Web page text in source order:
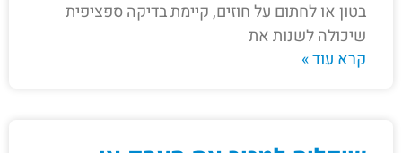
בטון או לחתום על חוזים, קיימת בדיקה ספציפית
שיכולה לשנות את
קרא עוד »